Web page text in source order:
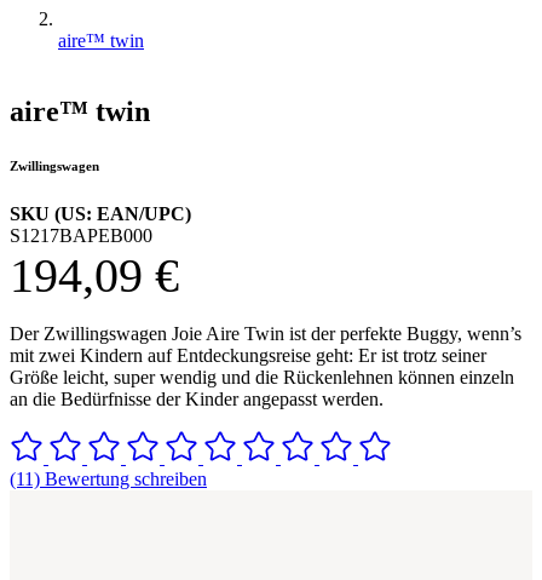
aire™ twin
aire™ twin
Zwillingswagen
SKU (US: EAN/UPC)
S1217BAPEB000
194,09 €
Der Zwillingswagen Joie Aire Twin ist der perfekte Buggy, wenn’s
mit zwei Kindern auf Entdeckungsreise geht: Er ist trotz seiner
Größe leicht, super wendig und die Rückenlehnen können einzeln
an die Bedürfnisse der Kinder angepasst werden.
(11) Bewertung schreiben